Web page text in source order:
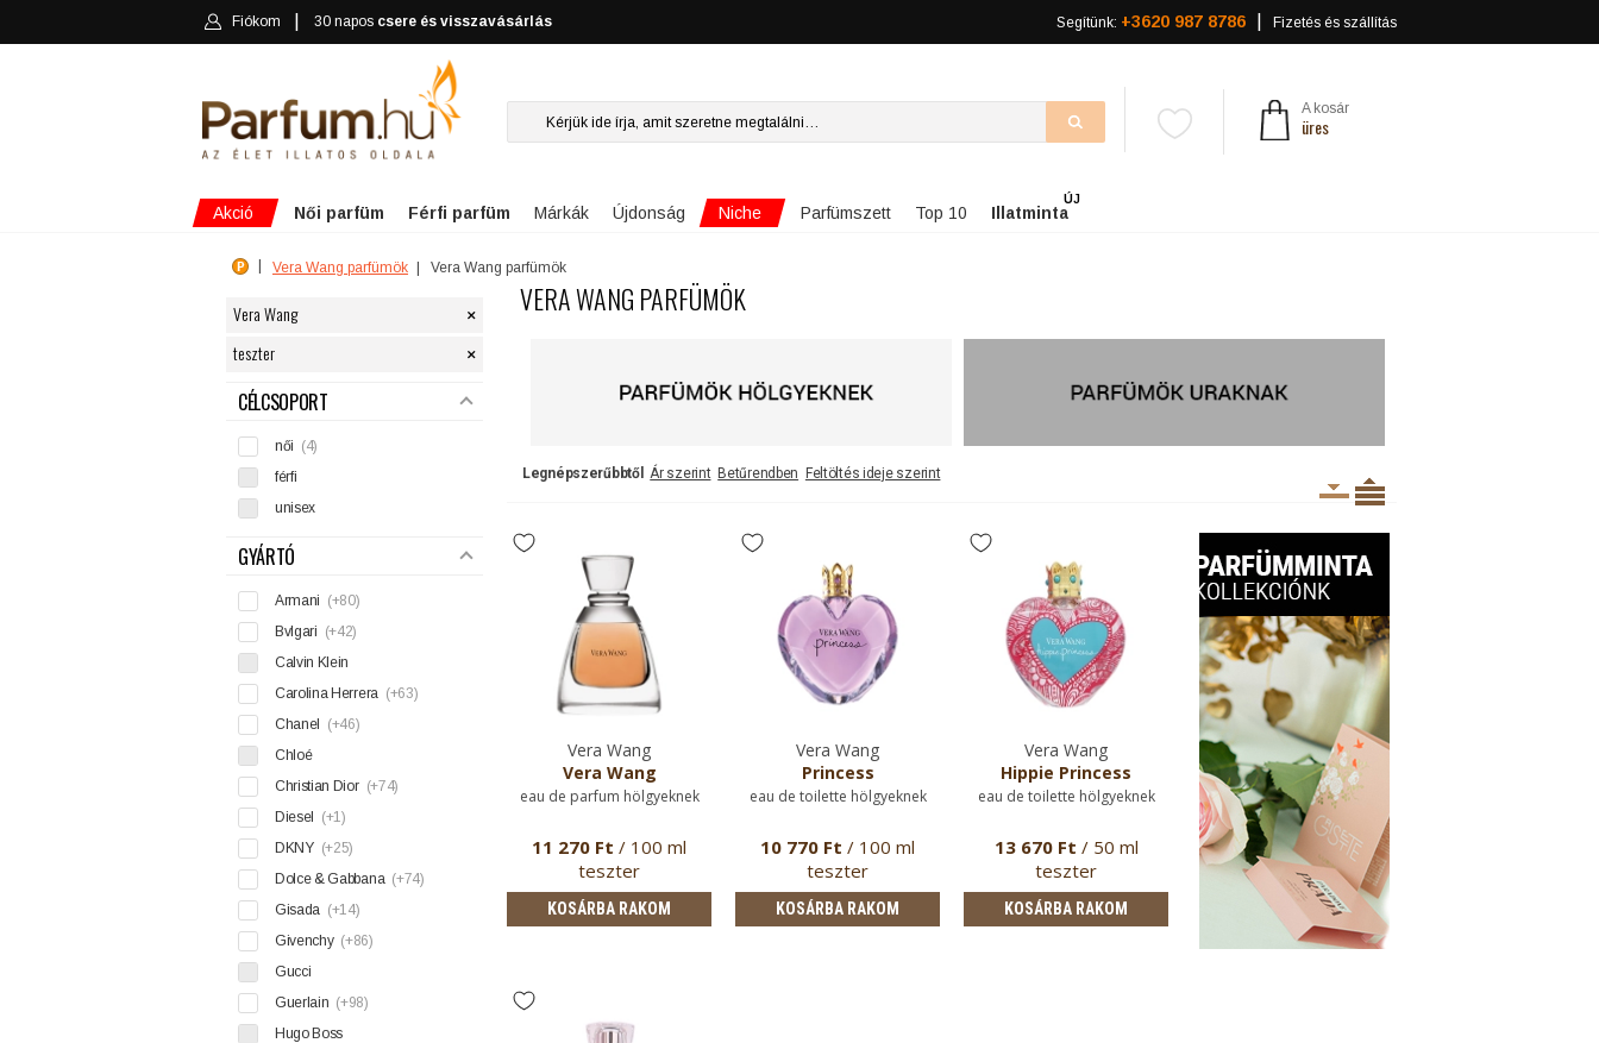
Fiókom 30 napos csere és visszavásárlás Segítünk: +3620 987 8786 Fizetés és szállítás
A kosár
üres
Akció Női parfüm Férfi parfüm Márkák Újdonság Niche Parfümszett Top 10 Illatminta
ÚJ
Vera Wang parfümök Vera Wang parfümök
Vera Wang ×
teszter ×
SZŰRÉS
CÉLCSOPORT
női (4)
férfi
unisex
GYÁRTÓ
Armani (+80)
Bvlgari (+42)
Calvin Klein
Carolina Herrera (+63)
Chanel
(+46)
Chloé
Christian Dior (+74)
Diesel
(+1)
DKNY (+25)
Dolce & Gabbana (+74)
Gisada (+14)
Givenchy (+86)
Gucci
Guerlain (+98)
Hugo Boss
VERA WANG PARFÜMÖK
Legnépszerűbbtől Ár szerint Betűrendben Feltöltés ideje szerint
Vera Wang
Vera Wang
eau de parfum hölgyeknek
11 270 Ft / 100 ml
teszter
KOSÁRBA RAKOM
Vera Wang
Princess
eau de toilette hölgyeknek
10 770 Ft / 100 ml
teszter
KOSÁRBA RAKOM
Vera Wang
Hippie Princess
eau de toilette hölgyeknek
13 670 Ft / 50 ml
teszter
KOSÁRBA RAKOM